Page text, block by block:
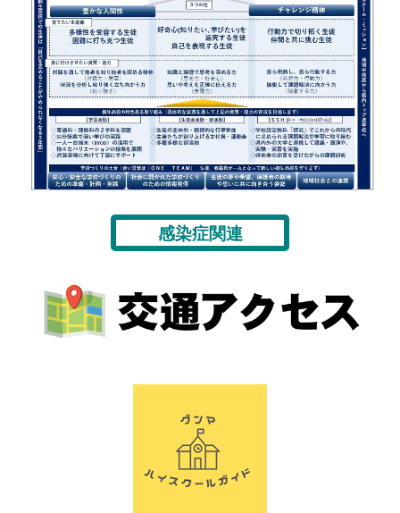
感染症関連